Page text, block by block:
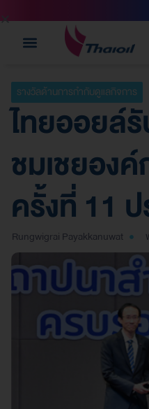
รางวัลด้านการกำกับดูแลกิจการ
ไทยออยล์
ชมเชยองค์
ครั้งที่ 11
Rungwigrai Payakkanuwat